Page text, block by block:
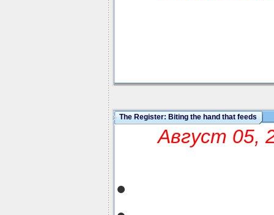
The Register: Biting the hand that feeds
Август 05,